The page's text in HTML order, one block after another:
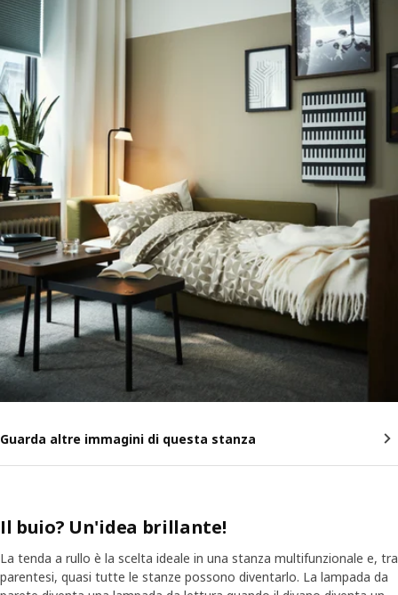
Guarda altre immagini di questa stanza
Il buio? Un'idea brillante!
La tenda a rullo è la scelta ideale in una stanza multifunzionale e, tra
parentesi, quasi tutte le stanze possono diventarlo. La lampada da